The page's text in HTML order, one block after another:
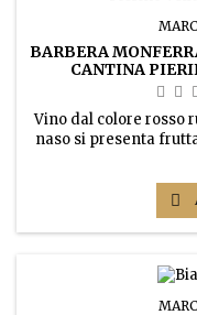
BARBERA
CANTINA
Vino dal colore rosso
naso si presenta
frutti di bosco e
persistente al
